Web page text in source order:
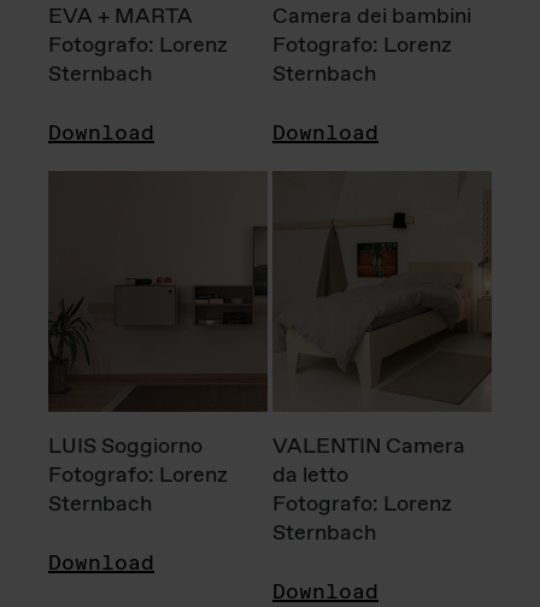
EVA + MARTA
Fotografo: Lorenz
Sternbach
Download
Camera dei bambini
Fotografo: Lorenz
Sternbach
Download
LUIS Soggiorno
Fotografo: Lorenz
Sternbach
Download
VALENTIN Camera
da letto
Fotografo: Lorenz
Sternbach
Download